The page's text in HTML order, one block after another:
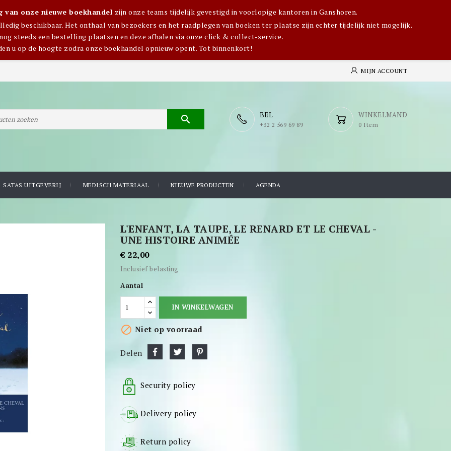
onze nieuwe boekhandel zijn onze teams tijdelijk gevestigd in voorlopige kantoren in Ganshoren.
beschikbaar. Het onthaal van bezoekers en het raadplegen van boeken ter plaatse zijn echter tijdelijk niet mogelijk.
steeds een bestelling plaatsen en deze afhalen via onze click & collect-service.
u op de hoogte zodra onze boekhandel opnieuw opent. Tot binnenkort!
MIJN ACCOUNT
WINKELMAND
0 Item
BEL
​+32 2 569 69 89

SATAS UITGEVERIJ MEDISCH MATERIAAL NIEUWE PRODUCTEN AGENDA
L'ENFANT, LA TAUPE, LE RENARD ET LE CHEVAL -
UNE HISTOIRE ANIMÉE
€ 22,00
Inclusief belasting
Aantal
IN WINKELWAGEN
 Niet op voorraad
Delen
Security policy
Delivery policy
Return policy